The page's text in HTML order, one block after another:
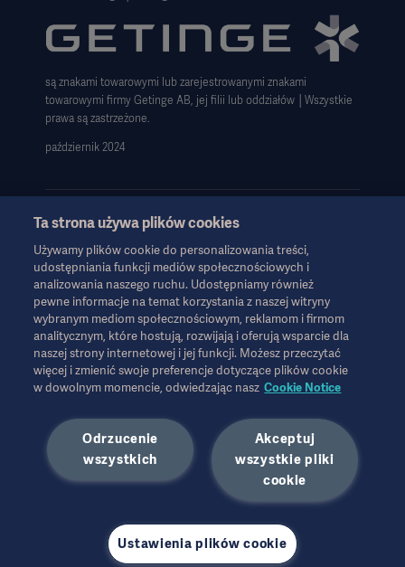
Zastrzeżenie dotyczące korzystania z witryny
Informacja o plikach cookie
Deklaracja zgodności z GDPR
Strategia podatkowa 2023
są znakami towarowymi lub zarejestrowanymi znakami
towarowymi firmy Getinge AB, jej filii lub oddziałów │Wszystkie
prawa są zastrzeżone.
październik 2024
Informacje te są przeznaczone wyłącznie dla pracowników służby
zdrowia lub innych profesjonalnych odbiorców i mają charakter
wyłącznie informacyjny, nie są wyczerpujące i dlatego nie należy
ich traktować jako zamiennika instrukcji obsługi, instrukcji
serwisowej lub porady lekarskiej. Firma Getinge nie ponosi
odpowiedzialności za jakiekolwiek działania lub zaniechania
jakiejkolwiek strony oparte na tych materiałach, a poleganie na
nich odbywa się wyłącznie na ryzyko użytkownika.
dostępne lub dozwolone w danym kraju. Informacji nie wolno
kopiować ani wykorzystywać, w całości lub w części, bez
pisemnej zgody firmy Getinge.
Informacje te są przeznaczone dla międzynarodowej
rozmówcy i nie muszą odzwierciedlać ani reprezentować
poglądów firmy Getinge
Ta strona używa plików cookies
Używamy plików cookie do personalizowania treści,
udostępniania funkcji mediów społecznościowych i
analizowania naszego ruchu. Udostępniamy również
pewne informacje na temat korzystania z naszej witryny
wybranym mediom społecznościowym, reklamom i firmom
analitycznym, które hostują, rozwijają i oferują wsparcie dla
naszej strony internetowej i jej funkcji. Możesz przeczytać
więcej i zmienić swoje preferencje dotyczące plików cookie
w dowolnym momencie, odwiedzając nasz Cookie Notice
Akceptuj
wszystkie pliki
cookie
Odrzucenie
wszystkich
Ustawienia plików cookie